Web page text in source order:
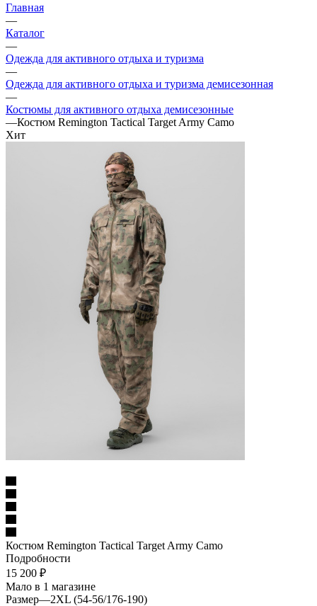
Главная
—
Каталог
—
Одежда для активного отдыха и туризма
—
Одежда для активного отдыха и туризма демисезонная
—
Костюмы для активного отдыха демисезонные
—Костюм Remington Tactical Target Army Camo
Хит
Костюм Remington Tactical Target Army Camo
Подробности
15 200 ₽
Мало в 1 магазине
Размер—2XL (54-56/176-190)